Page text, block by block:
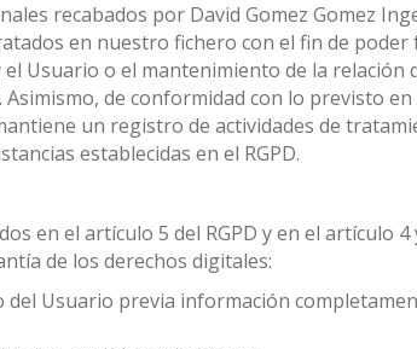
recabados por David Gomez Gomez
en nuestro fichero con el fin de poder
Usuario o el mantenimiento de la relación
de conformidad con lo previsto en
un registro de actividades de
establecidas en el RGPD.
en el artículo 5 del RGPD y en el artículo 4
de los derechos digitales:
Usuario previa información